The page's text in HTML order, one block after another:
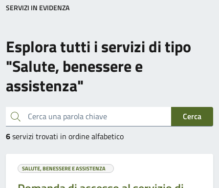
Esplora tutti i servizi di tipo
"Salute, benessere e
assistenza"
Cerca una parola chiave
Cerca
6servizi trovati in ordine alfabetico
SALUTE, BENESSERE E ASSISTENZA
SERVIZI IN EVIDENZA